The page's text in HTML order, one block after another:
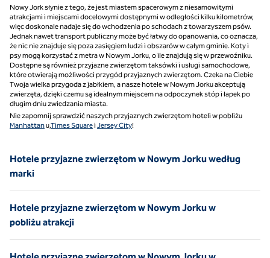
Nowy Jork słynie z tego, że jest miastem spacerowym z niesamowitymi
atrakcjami i miejscami docelowymi dostępnymi w odległości kilku kilometrów,
więc doskonale nadaje się do wchodzenia po schodach z towarzyszem psów.
Jednak nawet transport publiczny może być łatwy do opanowania, co oznacza,
że nic nie znajduje się poza zasięgiem ludzi i obszarów w całym gminie. Koty i
psy mogą korzystać z metra w Nowym Jorku, o ile znajdują się w przewoźniku.
Dostępne są również przyjazne zwierzętom taksówki i usługi samochodowe,
które otwierają możliwości przygód przyjaznych zwierzętom. Czeka na Ciebie
Twoja wielka przygoda z jabłkiem, a nasze hotele w Nowym Jorku akceptują
zwierzęta, dzięki czemu są idealnym miejscem na odpoczynek stóp i łapek po
długim dniu zwiedzania miasta.
Nie zapomnij sprawdzić naszych przyjaznych zwierzętom hoteli w pobliżu
Manhattanu,Times SquareiJersey City!
Hotele przyjazne zwierzętom w Nowym Jorku według
marki
Hotele przyjazne zwierzętom w Nowym Jorku w
pobliżu atrakcji